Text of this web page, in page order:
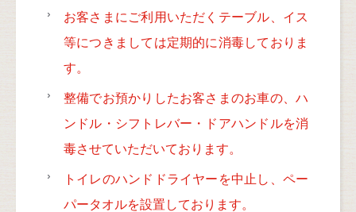
お客さまにご利用いただくテーブル、イス
等につきましては定期的に消毒しておりま
す。
整備でお預かりしたお客さまのお車の、ハ
ンドル・シフトレバー・ドアハンドルを消
毒させていただいております。
トイレのハンドドライヤーを中止し、ペー
パータオルを設置しております。